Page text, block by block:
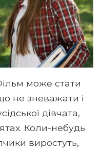
може стати
не зневажати і
дівчата,
Коли-небудь
виростуть,